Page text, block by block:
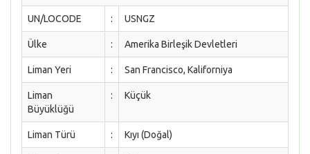
UN/LOCODE : USNGZ
Ülke : Amerika Birleşik Devletleri
Liman Yeri : San Francisco, Kaliforniya
Liman
Büyüklüğü
: Küçük
Liman Türü : Kıyı (Doğal)